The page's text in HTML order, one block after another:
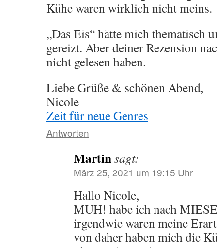
Kühe waren wirklich nicht meins.
„Das Eis“ hätte mich thematisch
gereizt. Aber deiner Rezension
nicht gelesen haben.
Liebe Grüße & schönen Abend,
Nicole
Zeit für neue Genres
Antworten
Martinsagt:
März 25, 2021 um 19:15 Uhr
Hallo Nicole,
MUH! habe ich nach
irgendwie waren meine
von daher haben mich die